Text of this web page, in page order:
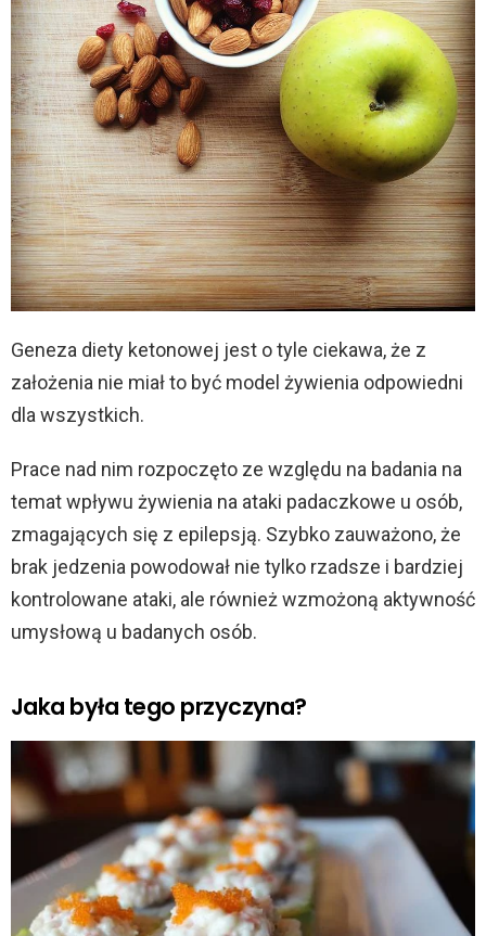
Geneza diety ketonowej jest o tyle ciekawa, że z
założenia nie miał to być model żywienia odpowiedni
dla wszystkich.
Prace nad nim rozpoczęto ze względu na badania na
temat wpływu żywienia na ataki padaczkowe u osób,
zmagających się z epilepsją. Szybko zauważono, że
brak jedzenia powodował nie tylko rzadsze i bardziej
kontrolowane ataki, ale również wzmożoną aktywność
umysłową u badanych osób.
Jaka była tego przyczyna?